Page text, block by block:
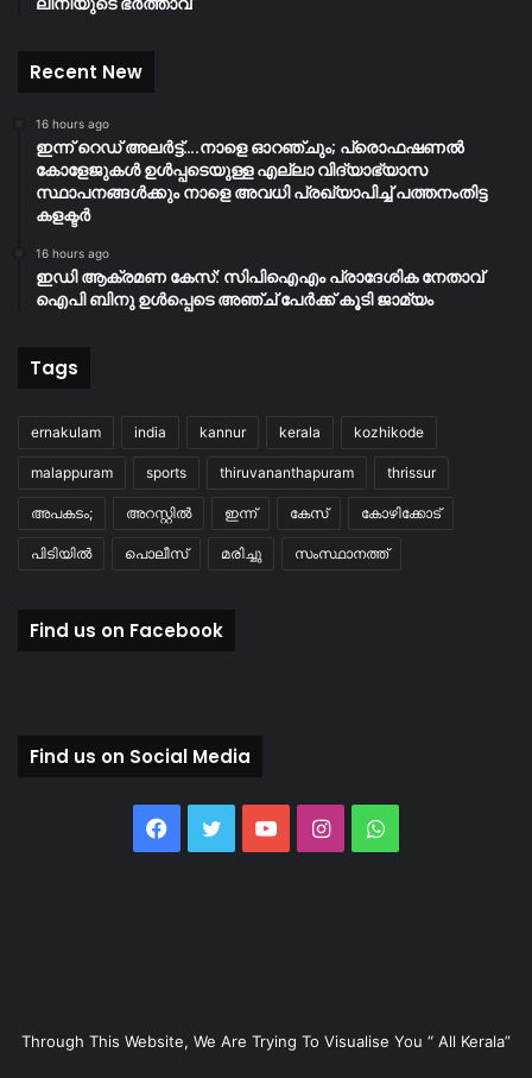
Recent New
16 hours ago
ഇന്ന് റെഡ് അലർട്ട്….നാളെ ഓറഞ്ചും; പ്രൊഫഷണൽ
കോളേജുകൾ ഉൾപ്പടെയുള്ള എല്ലാ വിദ്യാഭ്യാസ
സ്ഥാപനങ്ങൾക്കും നാളെ അവധി പ്രഖ്യാപിച്ച് പത്തനംതിട്ട
കളക്ടർ
16 hours ago
ഇഡി ആക്രമണ കേസ്: സിപിഐഎം പ്രാദേശിക നേതാവ്
ഐപി ബിനു ഉൾപ്പെടെ അഞ്ച് പേർക്ക് കൂടി ജാമ്യം
Tags
ernakulam india kannur kerala kozhikode
malappuram sports thiruvananthapuram thrissur
അപകടം; അറസ്റ്റിൽ ഇന്ന് കേസ് കോഴിക്കോട്
പിടിയിൽ പൊലീസ് മരിച്ചു സംസ്ഥാനത്ത്
Find us on Facebook
Find us on Social Media
Facebook
TwitterYouTubeInstagramWhatsApp
Through This Website, We Are Trying To Visualise You “ All Kerala”